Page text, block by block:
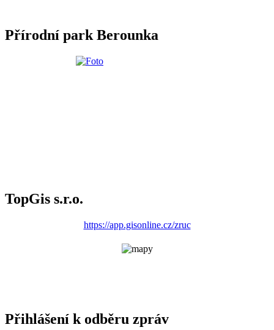
Přírodní park Berounka
TopGis s.r.o.
https://app.gisonline.cz/zruc
Přihlášení k odběru zpráv